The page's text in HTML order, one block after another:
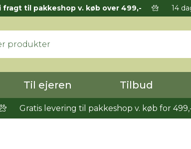
fragt til pakkeshop v. køb over 499,- 14
Til ejeren Tilbud
Gratis levering til pakkeshop v. køb for